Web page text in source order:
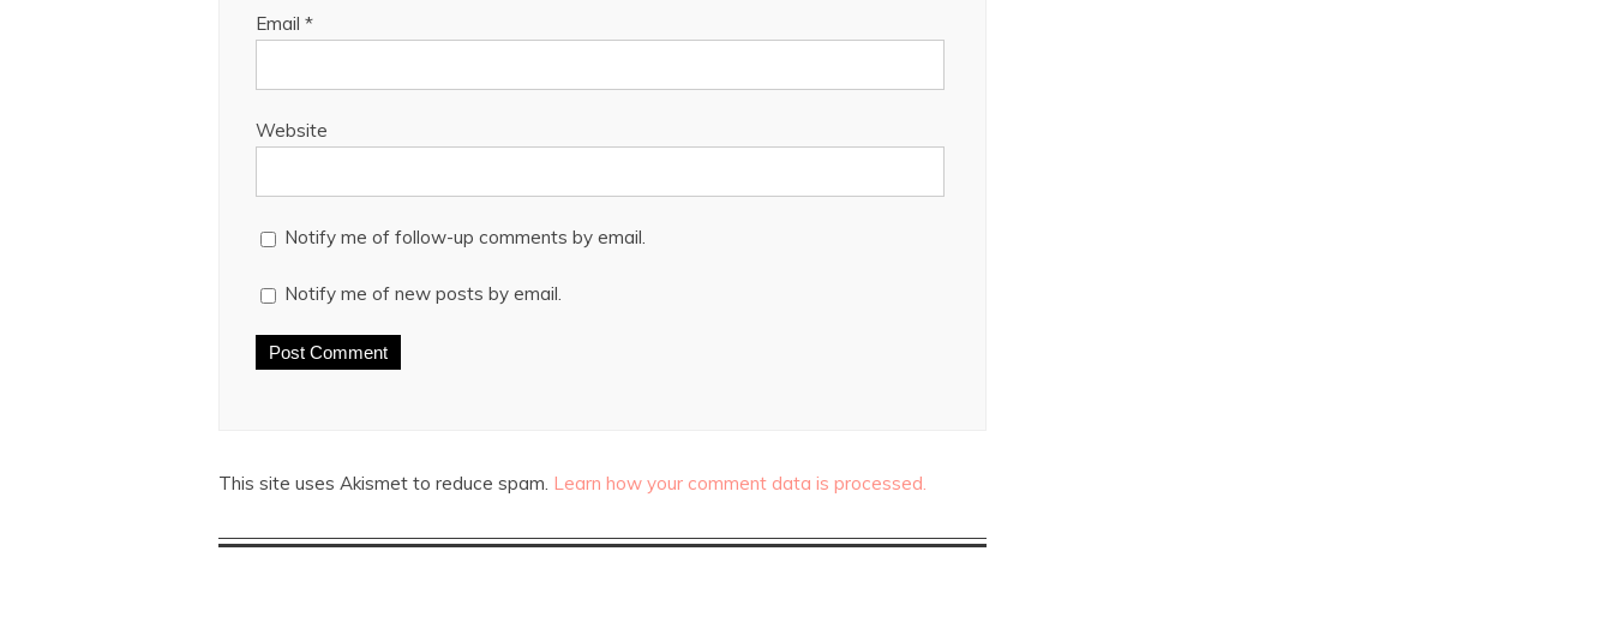
Email *
Website
Notify me of follow-up comments by email.
Notify me of new posts by email.
This site uses Akismet to reduce spam. Learn how your comment data is processed.